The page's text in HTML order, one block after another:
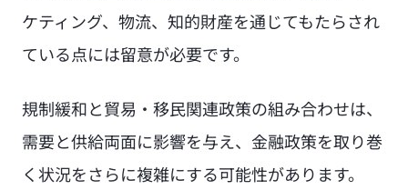
ケティング、物流、知的財産を通じてもたらされ
ている点には留意が必要です。
規制緩和と貿易・移民関連政策の組み合わせは、
需要と供給両面に影響を与え、金融政策を取り巻
く状況をさらに複雑にする可能性があります。